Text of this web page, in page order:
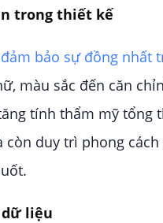
trong thiết kế
bảo sự đồng nhất
màu sắc đến căn
tính thẩm mỹ tổng
duy trì phong cách
liệu